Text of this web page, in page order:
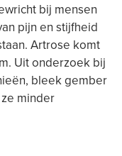
bij mensen
pijn en stijfheid
Artrose komt
Uit onderzoek bij
bleek gember
minder